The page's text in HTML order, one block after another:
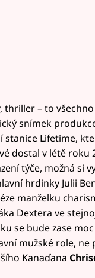
thriller – to
snímek
stanice Lifetime,
dostal v létě roku
týče, možná si
hrdinky Julii
manželku
Dextera ve
se bude zase
mužské role, ne
Kanaďana